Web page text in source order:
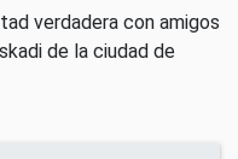
verdadera con amigos
de la ciudad de